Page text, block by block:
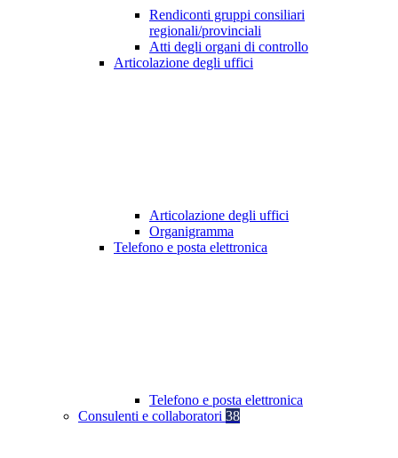
Rendiconti gruppi consiliari
regionali/provinciali
Atti degli organi di controllo
Articolazione degli uffici
Articolazione degli uffici
Organigramma
Telefono e posta elettronica
Telefono e posta elettronica
Consulenti e collaboratori 38